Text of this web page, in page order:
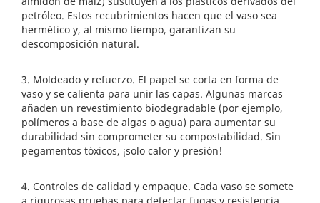
petróleo. Estos recubrimientos hacen que el vaso sea
hermético y, al mismo tiempo, garantizan su
descomposición natural.
3. Moldeado y refuerzo. El papel se corta en forma de
vaso y se calienta para unir las capas. Algunas marcas
añaden un revestimiento biodegradable (por ejemplo,
polímeros a base de algas o agua) para aumentar su
durabilidad sin comprometer su compostabilidad. Sin
pegamentos tóxicos, ¡solo calor y presión!
4. Controles de calidad y empaque. Cada vaso se somete